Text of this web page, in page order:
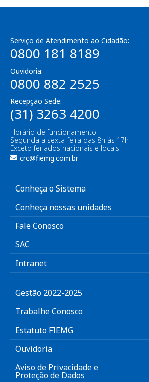
Serviço de Atendimento ao Cidadão:
0800 181 8189
Ouvidoria:
0800 882 2525
Recepção Sede:
(31) 3263 4200
Horário de funcionamento:
Segunda a sexta-feira das 8h às 17h
Exceto feriados nacionais e locais.
crc@fiemg.com.br
Conheça o Sistema
Conheça nossas unidades
Fale Conosco
SAC
Intranet
Gestão 2022-2025
Trabalhe Conosco
Estatuto FIEMG
Ouvidoria
Aviso de Privacidade e
Proteção de Dados